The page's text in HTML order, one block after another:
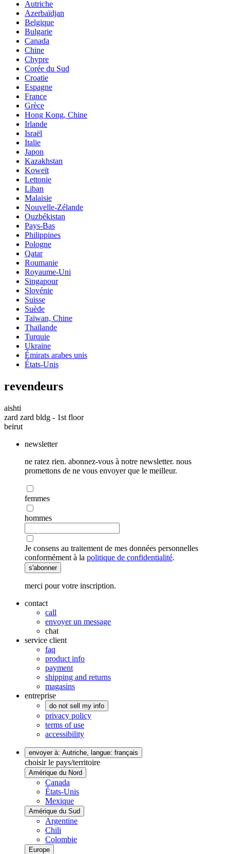
Autriche
Azerbaïdjan
Belgique
Bulgarie
Canada
Chine
Chypre
Corée du Sud
Croatie
Espagne
France
Grèce
Hong Kong, Chine
Irlande
Israël
Italie
Japon
Kazakhstan
Koweït
Lettonie
Liban
Malaisie
Nouvelle-Zélande
Ouzbékistan
Pays-Bas
Philippines
Pologne
Qatar
Roumanie
Royaume-Uni
Singapour
Slovénie
Suisse
Suède
Taïwan, Chine
Thaïlande
Turquie
Ukraine
Émirats arabes unis
États-Unis
revendeurs
aishti
zard zard bldg - 1st floor
beirut
newsletter
ne ratez rien. abonnez-vous à notre newsletter. nous
promettons de ne vous envoyer que le meilleur.
femmes
hommes
Je consens au traitement de mes données personnelles
conformément à la politique de confidentialité.
s'abonner
merci pour votre inscription.
contact
call
envoyer un message
chat
service client
faq
product info
payment
shipping and returns
magasins
entreprise
do not sell my info
privacy policy
terms of use
accessibility
envoyer à: Autriche, langue: français
choisir le pays/territoire
Amérique du Nord
Canada
États-Unis
Mexique
Amérique du Sud
Argentine
Chili
Colombie
Europe